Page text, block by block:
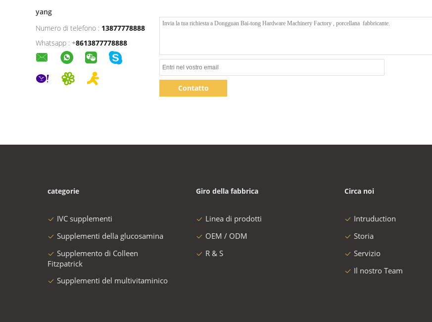
yang
Numero di telefono : 13877778888
Whatsapp : +8613877778888
Contatto
categorie
IVC supplementi
Supplementi della glucosamina
Supplemento di Colleen
Fitzpatrick
Supplementi del multivitaminico
Giro della fabbrica
Linea di prodotti
OEM / ODM
R & S
Circa noi
Intruduction
Storia
Servizio
Il nostro Team